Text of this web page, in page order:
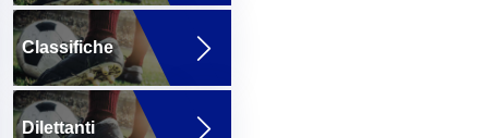
Classifiche
Dilettanti